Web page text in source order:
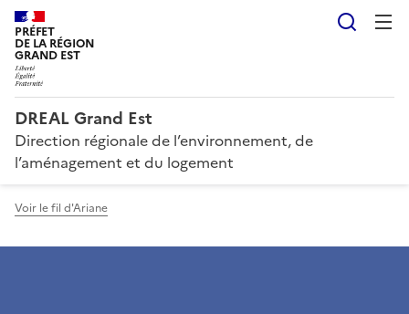
PRÉFET
DE LA RÉGION
GRAND EST
DREAL Grand Est
Direction régionale de l’environnement, de
l’aménagement et du logement
Voir le fil d'Ariane